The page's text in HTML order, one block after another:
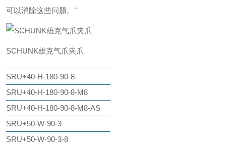
可以消除这些问题。"
SCHUNK雄克气爪夹爪
SRU+40-H-180-90-8
SRU+40-H-180-90-8-M8
SRU+40-H-180-90-8-M8-AS
SRU+50-W-90-3
SRU+50-W-90-3-8